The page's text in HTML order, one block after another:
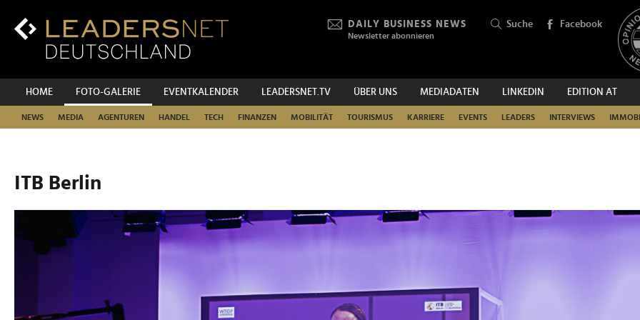
Inhalt
Hauptnavigation
DAILY BUSINESS NEWS
Newsletter abonnieren
Suche Facebook
HOME FOTO-GALERIE EVENTKALENDER LEADERSNET.TV ÜBER UNS MEDIADATEN LINKEDIN EDITION AT
NEWS MEDIA AGENTUREN HANDEL TECH FINANZEN MOBILITÄT TOURISMUS KARRIERE EVENTS LEADERS INTERVIEWS
SUCHEN
ITB Berlin